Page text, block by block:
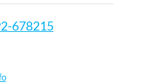
678215